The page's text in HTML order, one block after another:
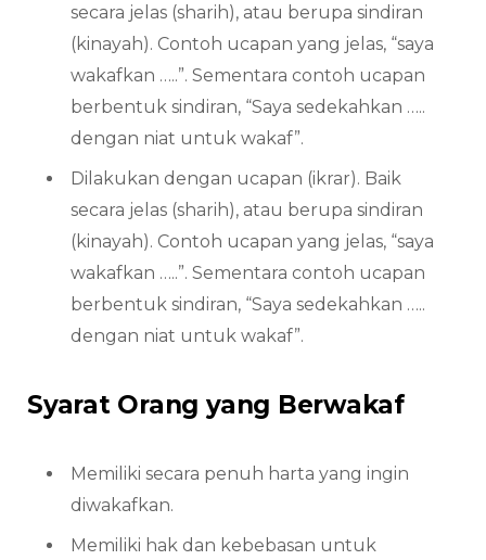
secara jelas (sharih), atau berupa sindiran
(kinayah). Contoh ucapan yang jelas, “saya
wakafkan …..”. Sementara contoh ucapan
berbentuk sindiran, “Saya sedekahkan …..
dengan niat untuk wakaf”.
Dilakukan dengan ucapan (ikrar). Baik
secara jelas (sharih), atau berupa sindiran
(kinayah). Contoh ucapan yang jelas, “saya
wakafkan …..”. Sementara contoh ucapan
berbentuk sindiran, “Saya sedekahkan …..
dengan niat untuk wakaf”.
Syarat Orang yang Berwakaf
Memiliki secara penuh harta yang ingin
diwakafkan.
Memiliki hak dan kebebasan untuk